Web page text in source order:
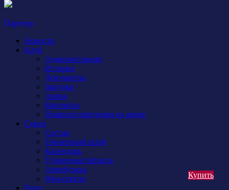
Купить
Партнер
Новости
Клуб
Администрация
История
Документы
Закупки
Арена
Контакты
Правила поведения на арене
Сокол
Состав
Тренерский штаб
Календарь
Турнирная таблица
Атрибутика
Фан-сектор
Рыси